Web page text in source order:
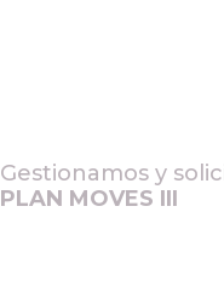
Gestionamos y
PLAN MOVES III